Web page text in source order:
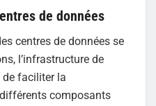
de données
centres de données se
l’infrastructure de
de faciliter la
composants